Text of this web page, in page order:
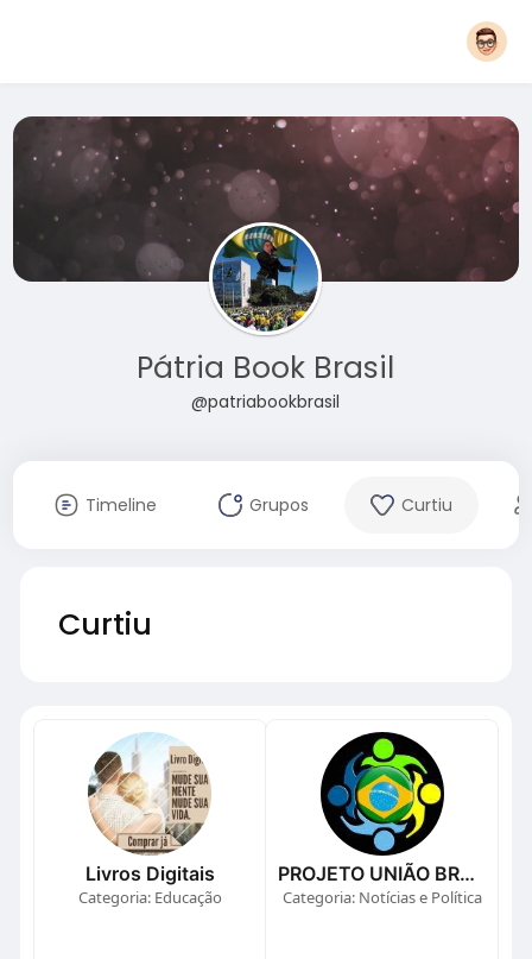
Pátria Book Brasil
@patriabookbrasil
Timeline Grupos Curtiu
Curtiu
Livros Digitais
Categoria: Educação
PROJETO UNIÃO BRASIL
Categoria: Notícias e Política